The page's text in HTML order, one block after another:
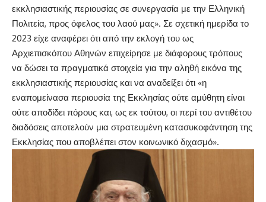
εκκλησιαστικής περιουσίας σε συνεργασία με την Ελληνική
Πολιτεία, προς όφελος του λαού μας». Σε σχετική ημερίδα το
2023 είχε αναφέρει ότι από την εκλογή του ως
Αρχιεπισκόπου Αθηνών επιχείρησε με διάφορους τρόπους
να δώσει τα πραγματικά στοιχεία για την αληθή εικόνα της
εκκλησιαστικής περιουσίας και να αναδείξει ότι «η
εναπομείνασα περιουσία της Εκκλησίας ούτε αμύθητη είναι
ούτε αποδίδει πόρους και, ως εκ τούτου, οι περί του αντιθέτου
διαδόσεις αποτελούν μια στρατευμένη κατασυκοφάντηση της
Εκκλησίας που αποβλέπει στον κοινωνικό διχασμό».